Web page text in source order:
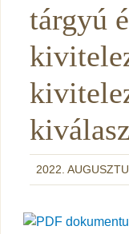
tárgyú
2022.